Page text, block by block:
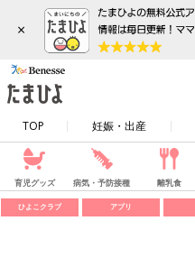
×
TOP 妊娠・出産
育児グッズ 病気・予防接種 離乳食
ひよこクラブ アプリ